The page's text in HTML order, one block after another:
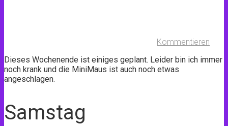
Kommentieren
Dieses Wochenende ist einiges geplant. Leider bin ich immer
noch krank und die MiniMaus ist auch noch etwas
angeschlagen.
Samstag